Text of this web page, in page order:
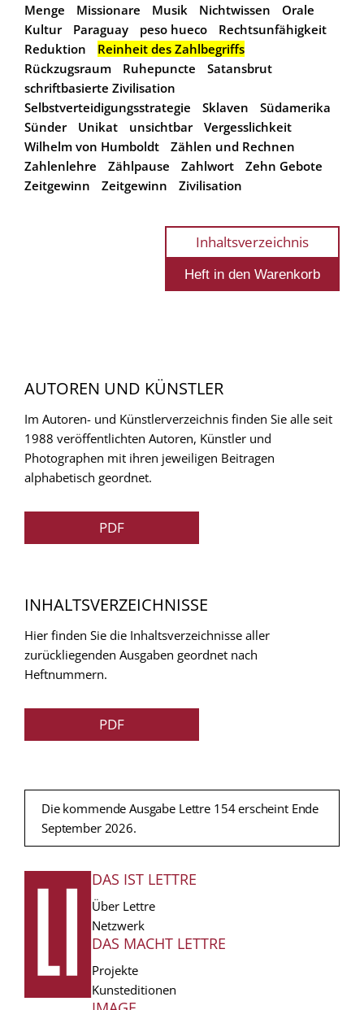
Menge
Missionare Musik Nichtwissen
Orale
Kultur
Paraguay peso hueco
Rechtsunfähigkeit
Reduktion
Reinheit des Zahlbegriffs
Rückzugsraum
Ruhepuncte
Satansbrut
schriftbasierte Zivilisation
Selbstverteidigungsstrategie
Sklaven
Südamerika
Sünder
Unikat unsichtbar
Vergesslichkeit
Wilhelm von Humboldt
Zählen und Rechnen
Zahlenlehre
Zählpause Zahlwort
Zehn Gebote
Zeitgewinn
Zeitgewinn Zivilisation
Inhaltsverzeichnis
AUTOREN UND KÜNSTLER
Im Autoren- und Künstlerverzeichnis finden Sie alle seit
1988 veröffentlichten Autoren, Künstler und
Photographen mit ihren jeweiligen Beitragen
alphabetisch geordnet.
PDF
INHALTSVERZEICHNISSE
Hier finden Sie die Inhaltsverzeichnisse aller
zurückliegenden Ausgaben geordnet nach
Heftnummern.
PDF
Die kommende Ausgabe Lettre 154 erscheint Ende
September 2026.
FUSSZEILE
DAS IST LETTRE
Über Lettre
Netzwerk
DAS MACHT LETTRE
Projekte
Kunsteditionen